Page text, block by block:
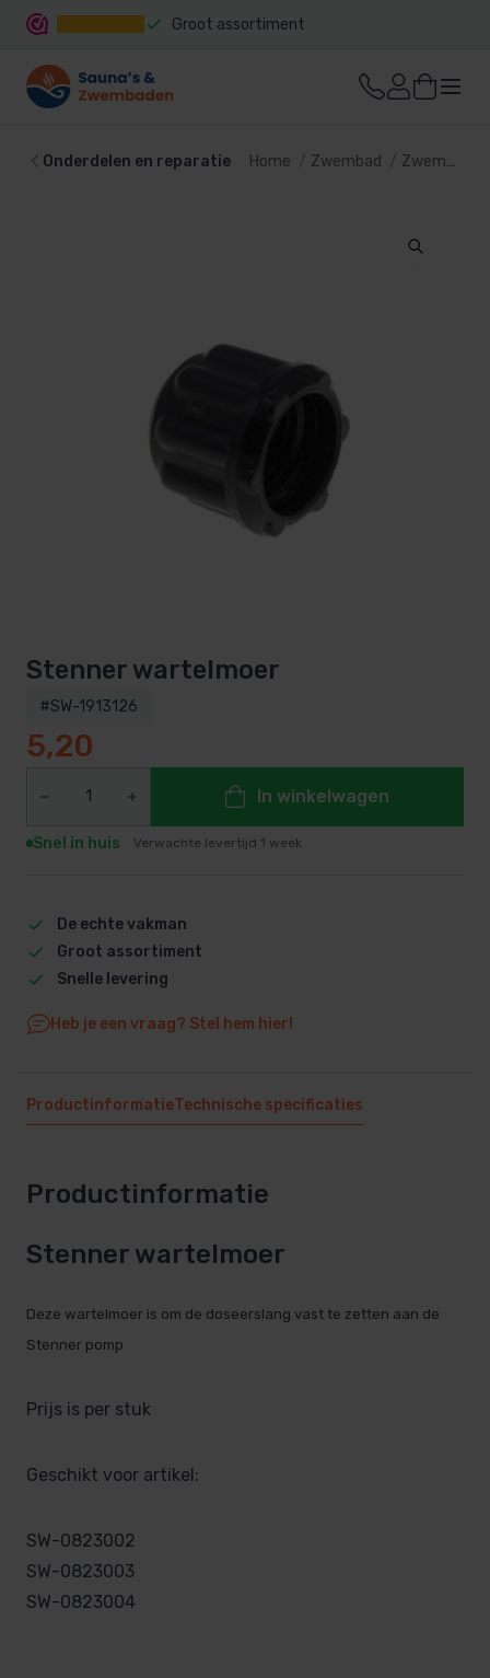
Groot assortiment
Onderdelen en reparatie Home Zwembad Zwembadtechniek
Stenner wartelmoer
#SW-1913126
5,20
In winkelwagen
Snel in huis Verwachte levertijd 1 week
De echte vakman
Groot assortiment
Snelle levering
Heb je een vraag? Stel hem hier!
ProductinformatieTechnische specificaties
Productinformatie
Stenner wartelmoer
Deze wartelmoer is om de doseerslang vast te zetten aan de
Stenner pomp
Prijs is per stuk
Geschikt voor artikel:
SW-0823002
SW-0823003
SW-0823004